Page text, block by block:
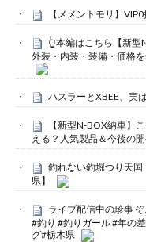
【メメントモリ】
👆本編はこちら【新
外装・内装・装備・価格
ハスラーとXBEE、実
【新型N-BOX納車】
える？人気製品＆今後の
釣れない釣堀つり天
県】
ライブ配信中の珍事
#釣り #釣りガール #年の
グ#栃木県